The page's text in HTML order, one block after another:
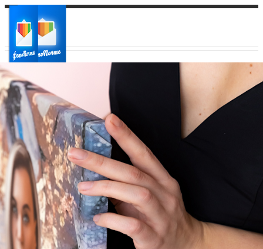
Ваш город:
Ваш регион доставки
Выберите из списка: